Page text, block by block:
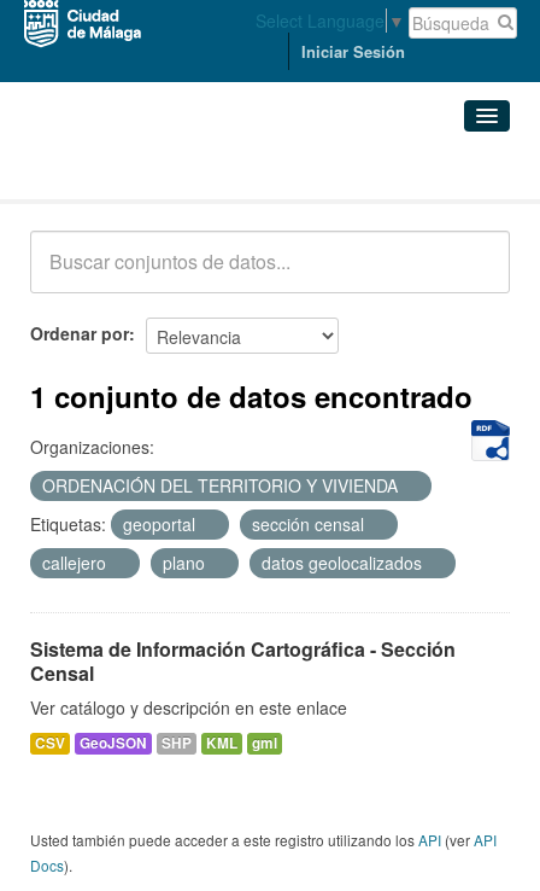
Select Language ▼
Iniciar Sesión
Acerca de
Ordenar por
1 conjunto de datos encontrado
Organizaciones:
ORDENACIÓN DEL TERRITORIO Y VIVIENDA
Etiquetas:
geoportal
sección censal
callejero
plano datos geolocalizados
Sistema de Información Cartográfica - Sección
Censal
Ver catálogo y descripción en este enlace
CSV GeoJSON SHP KML gml
Usted también puede acceder a este registro utilizando losAPI (verAPI
Docs).